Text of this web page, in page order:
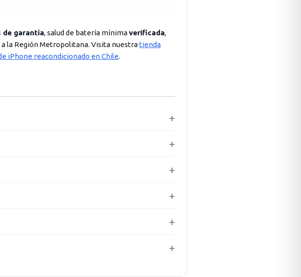
de garantía, salud de batería mínimaverificada,
a la Región Metropolitana. Visita nuestratienda
iPhone reacondicionado en Chile.